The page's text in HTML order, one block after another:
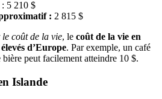
: 5 210 $
: 2 815 $
le coût de la vie, le coût de la vie en
d’Europe. Par exemple, un café
peut facilement atteindre 10 $.
Islande